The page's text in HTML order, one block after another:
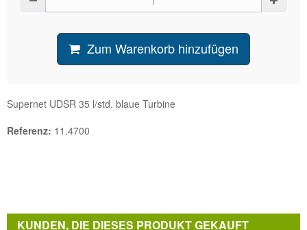
Zum Warenkorb hinzufügen
Supernet UDSR 35 l/std. blaue Turbine
Referenz: 11.4700
KUNDEN, DIE DIESES PRODUKT GEKAUFT